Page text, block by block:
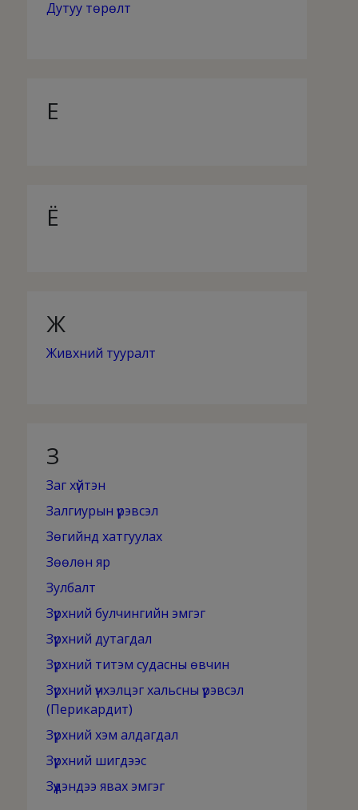
Дутуу төрөлт
Е
Ё
Ж
Живхний тууралт
З
Заг хүйтэн
Залгиурын үрэвсэл
Зөгийнд хатгуулах
Зөөлөн яр
Зулбалт
Зүрхний булчингийн эмгэг
Зүрхний дутагдал
Зүрхний титэм судасны өвчин
Зүрхний үнхэлцэг хальсны үрэвсэл
(Перикардит)
Зүрхний хэм алдагдал
Зүрхний шигдээс
Зүүдэндээ явах эмгэг